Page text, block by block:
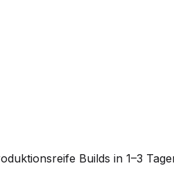
Builds in 1–3